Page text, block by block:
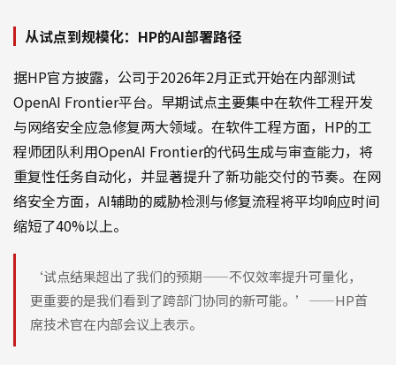
从试点到规模化：HP的AI部署路径
据HP官方披露，公司于2026年2月正式开始在内部测试
OpenAI Frontier平台。早期试点主要集中在软件工程开发
与网络安全应急修复两大领域。在软件工程方面，HP的工
程师团队利用OpenAI Frontier的代码生成与审查能力，将
重复性任务自动化，并显著提升了新功能交付的节奏。在网
络安全方面，AI辅助的威胁检测与修复流程将平均响应时间
缩短了40%以上。
‘试点结果超出了我们的预期——不仅效率提升可量化，
更重要的是我们看到了跨部门协同的新可能。’——HP首
席技术官在内部会议上表示。